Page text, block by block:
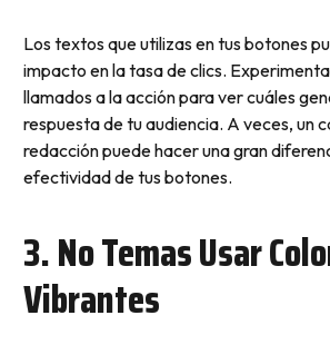
Los textos que utilizas en tus botones
impacto en la tasa de clics.
llamados a la acción para ver cuáles
respuesta de tu audiencia. A veces, un
redacción puede hacer una gran
efectividad de tus botones.
3. No Temas Usar
Vibrantes